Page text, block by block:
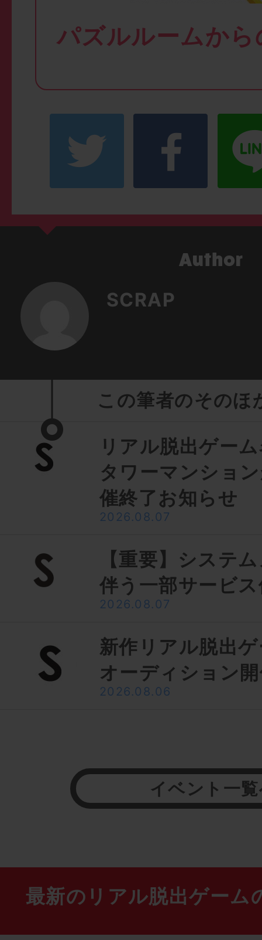
パズルルームか
SCRAP
この筆者のそのほ
リアル脱出ゲー
タワーマンショ
催終了お知らせ
2026.08.07
【重要】システ
伴う一部サービ
2026.08.07
新作リアル脱出
オーディション
2026.08.06
イベント一
最新のリアル脱出ゲーム